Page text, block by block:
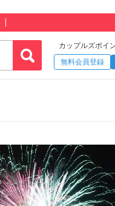
カップルズポイ
無料会員登録